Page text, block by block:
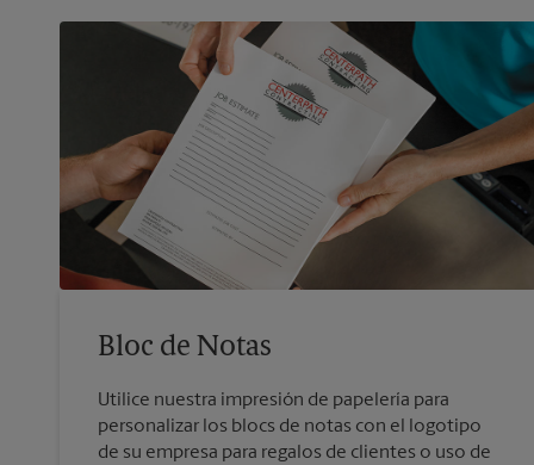
Bloc de Notas
Utilice nuestra impresión de papelería para
personalizar los blocs de notas con el logotipo
de su empresa para regalos de clientes o uso de